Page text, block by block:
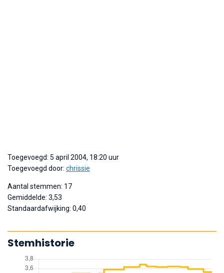
Toegevoegd: 5 april 2004, 18:20 uur
Toegevoegd door: chrissie
Aantal stemmen: 17
Gemiddelde: 3,53
Standaardafwijking: 0,40
Stemhistorie